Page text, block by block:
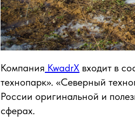
Компания KwadrX входит в
технопарк». «Северный
России оригинальной и
сферах.